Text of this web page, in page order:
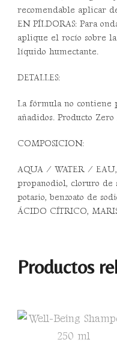
recomendable aplicar
EN PÍLDORAS: Para
aplique el rocío sobre
líquido humectante.
DETALLES:
La fórmula no contiene
añadidos. Producto
COMPOSICION:
AQUA / WATER /
propanodiol, cloruro de
potasio, benzoato de
ÁCIDO CÍTRICO,
Productos